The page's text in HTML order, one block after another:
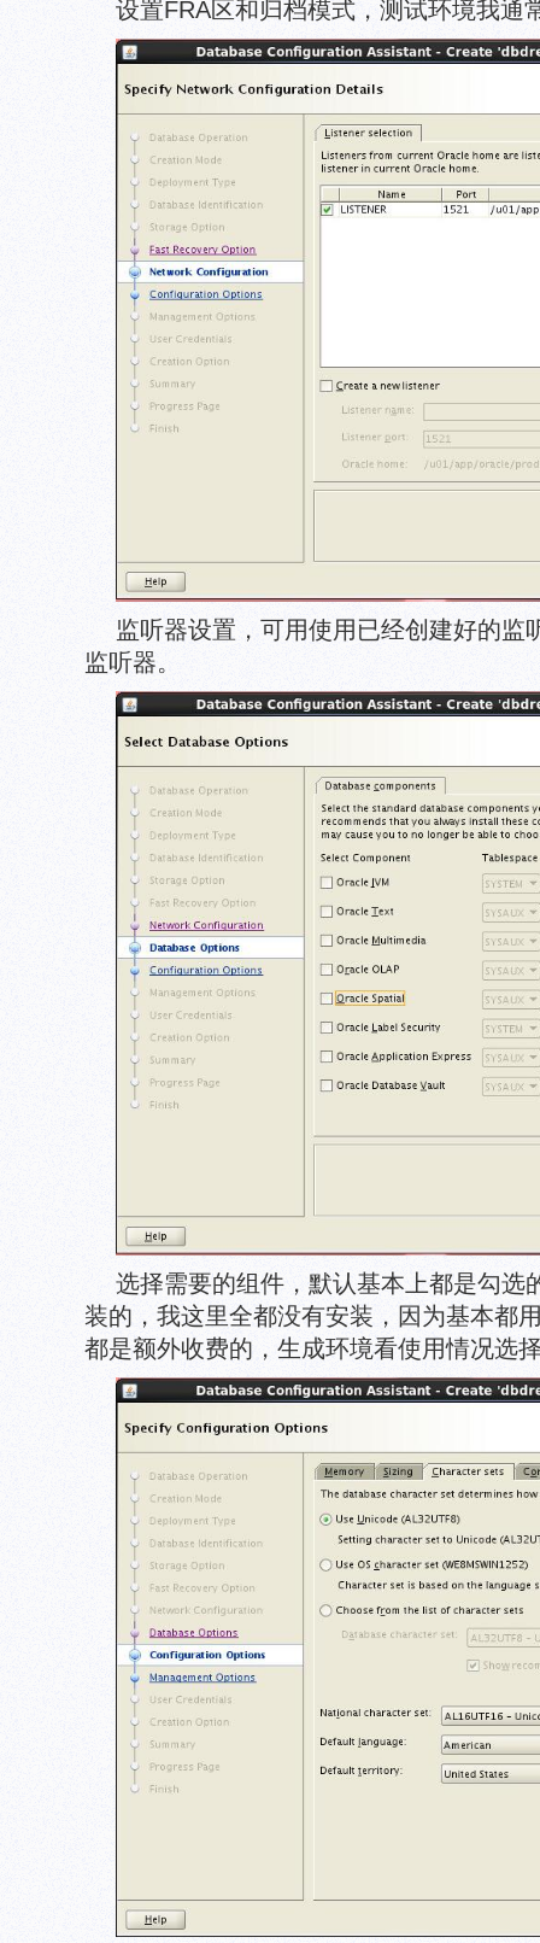
设置FRA区和归档模式，测试环境我通
监听器设置，可用使用已经创建好的监
监听器。
选择需要的组件，默认基本上都是勾选
装的，我这里全都没有安装，因为基本都
都是额外收费的，生成环境看使用情况选